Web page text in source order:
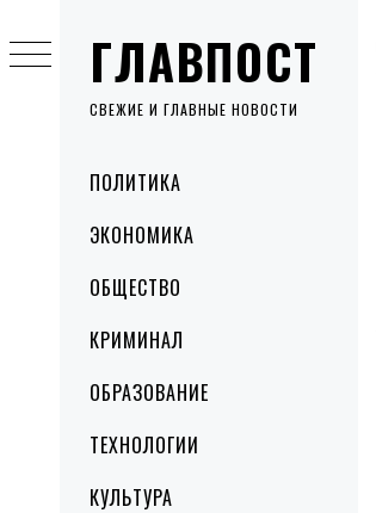
ГЛАВПОСТ
СВЕЖИЕ И ГЛАВНЫЕ НОВОСТИ
MenuПОЛИТИКА
ЭКОНОМИКА
ОБЩЕСТВО
КРИМИНАЛ
ОБРАЗОВАНИЕ
ТЕХНОЛОГИИ
КУЛЬТУРА
to
content